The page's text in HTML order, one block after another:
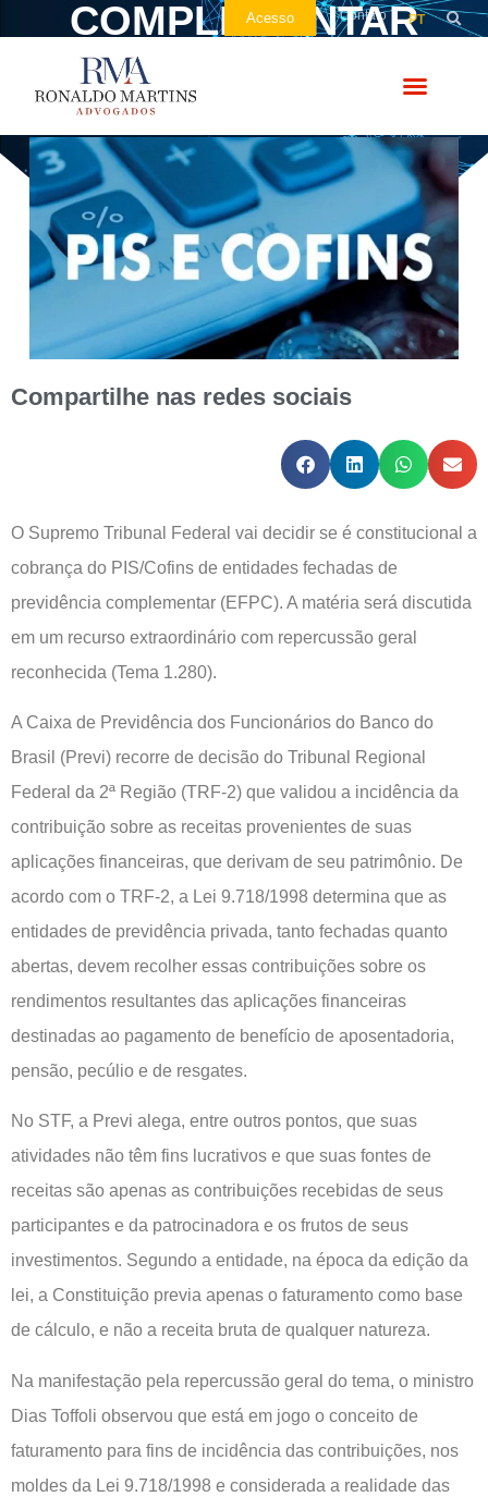
Acesso Contato PT
COMPLEMENTAR
PAGA PIS/COFINS
Compartilhe nas redes sociais
O Supremo Tribunal Federal vai decidir se é constitucional a
cobrança do PIS/Cofins de entidades fechadas de
previdência complementar (EFPC). A matéria será discutida
em um recurso extraordinário com repercussão geral
reconhecida (Tema 1.280).
A Caixa de Previdência dos Funcionários do Banco do
Brasil (Previ) recorre de decisão do Tribunal Regional
Federal da 2ª Região (TRF-2) que validou a incidência da
contribuição sobre as receitas provenientes de suas
aplicações financeiras, que derivam de seu patrimônio. De
acordo com o TRF-2, a Lei 9.718/1998 determina que as
entidades de previdência privada, tanto fechadas quanto
abertas, devem recolher essas contribuições sobre os
rendimentos resultantes das aplicações financeiras
destinadas ao pagamento de benefício de aposentadoria,
pensão, pecúlio e de resgates.
No STF, a Previ alega, entre outros pontos, que suas
atividades não têm fins lucrativos e que suas fontes de
receitas são apenas as contribuições recebidas de seus
participantes e da patrocinadora e os frutos de seus
investimentos. Segundo a entidade, na época da edição da
lei, a Constituição previa apenas o faturamento como base
de cálculo, e não a receita bruta de qualquer natureza.
Na manifestação pela repercussão geral do tema, o ministro
Dias Toffoli observou que está em jogo o conceito de
faturamento para fins de incidência das contribuições, nos
moldes da Lei 9.718/1998 e considerada a realidade das